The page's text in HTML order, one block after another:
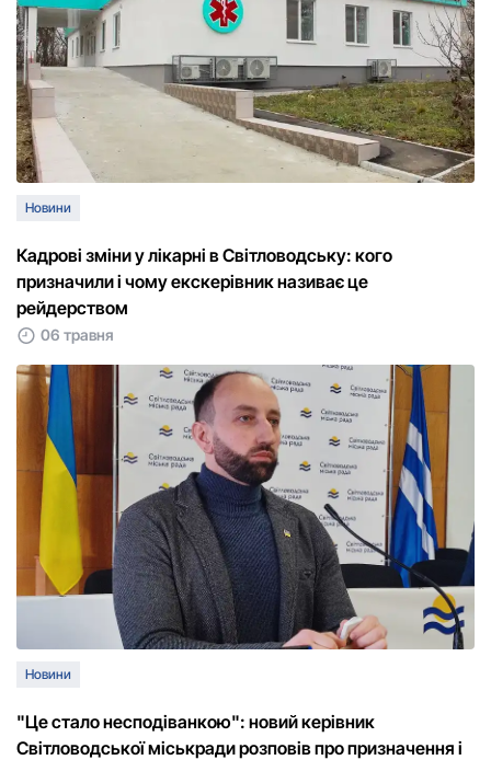
Новини
Кадрові зміни у лікарні в Світловодську: кого
призначили і чому екскерівник називає це
рейдерством
06 травня
Новини
"Це стало несподіванкою": новий керівник
Світловодської міськради розповів про призначення і